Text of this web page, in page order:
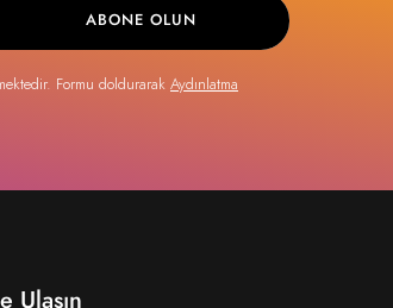
ABONE OLUN
Formu doldurarak Aydınlatma
Ulaşın